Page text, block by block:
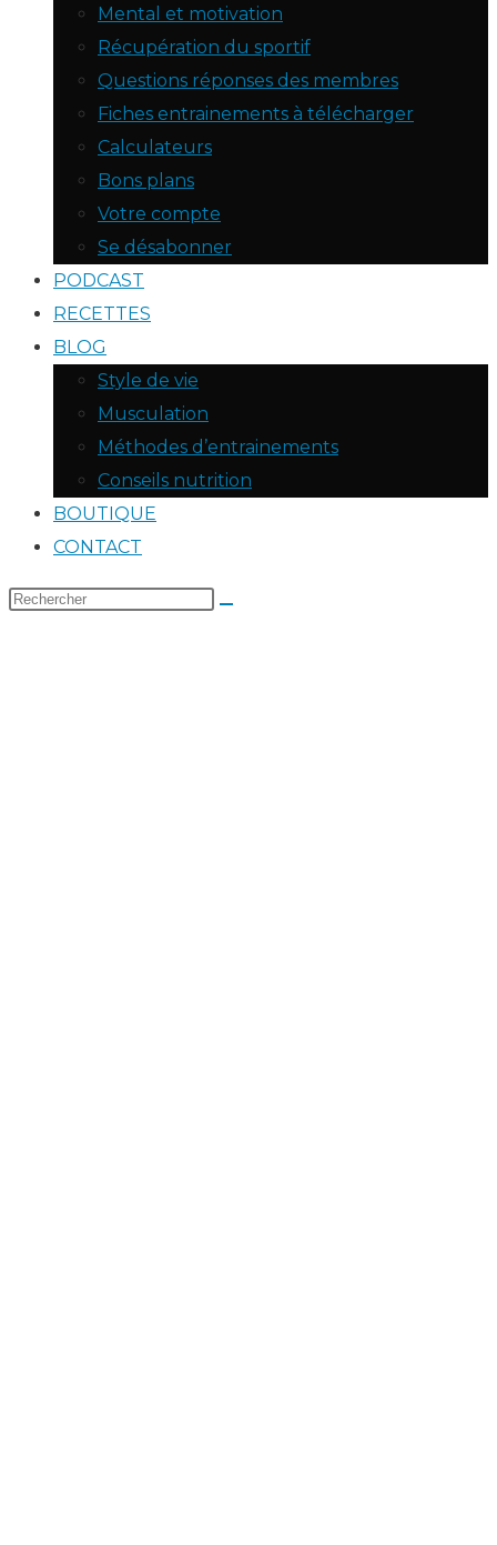
Mental et motivation
Récupération du sportif
Questions réponses des membres
Fiches entrainements à télécharger
Calculateurs
Bons plans
Votre compte
Se désabonner
PODCAST
RECETTES
BLOG
Style de vie
Musculation
Méthodes d’entrainements
Conseils nutrition
BOUTIQUE
CONTACT